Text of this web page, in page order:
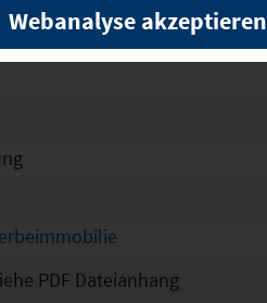
PDF Dateianhang
PDF Dateianhang
Webanalyse akzeptieren